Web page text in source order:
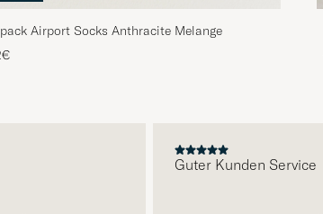
Airport Socks Anthracite Melange
Guter Kunden Service